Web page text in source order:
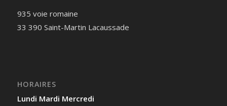
935 voie romaine
33 390 Saint-Martin Lacaussade
HORAIRES
Lundi Mardi Mercredi